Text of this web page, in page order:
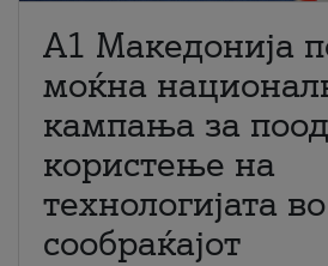
A1 Македонија
моќна
кампања за
користење на
технологијата во
сообраќајот